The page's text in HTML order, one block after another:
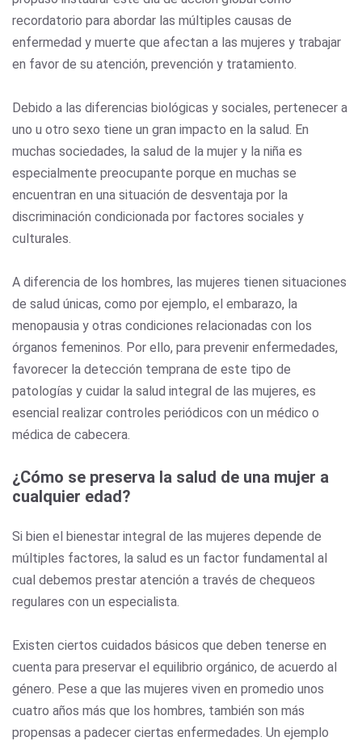
recordatorio para abordar las múltiples causas de
enfermedad y muerte que afectan a las mujeres y trabajar
en favor de su atención, prevención y tratamiento.
Debido a las diferencias biológicas y sociales, pertenecer a
uno u otro sexo tiene un gran impacto en la salud. En
muchas sociedades, la salud de la mujer y la niña es
especialmente preocupante porque en muchas se
encuentran en una situación de desventaja por la
discriminación condicionada por factores sociales y
culturales.
A diferencia de los hombres, las mujeres tienen situaciones
de salud únicas, como por ejemplo, el embarazo, la
menopausia y otras condiciones relacionadas con los
órganos femeninos. Por ello, para prevenir enfermedades,
favorecer la detección temprana de este tipo de
patologías y cuidar la salud integral de las mujeres, es
esencial realizar controles periódicos con un médico o
médica de cabecera.
¿Cómo se preserva la salud de una mujer a
cualquier edad?
Si bien el bienestar integral de las mujeres depende de
múltiples factores, la salud es un factor fundamental al
cual debemos prestar atención a través de chequeos
regulares con un especialista.
Existen ciertos cuidados básicos que deben tenerse en
cuenta para preservar el equilibrio orgánico, de acuerdo al
género. Pese a que las mujeres viven en promedio unos
cuatro años más que los hombres, también son más
propensas a padecer ciertas enfermedades. Un ejemplo